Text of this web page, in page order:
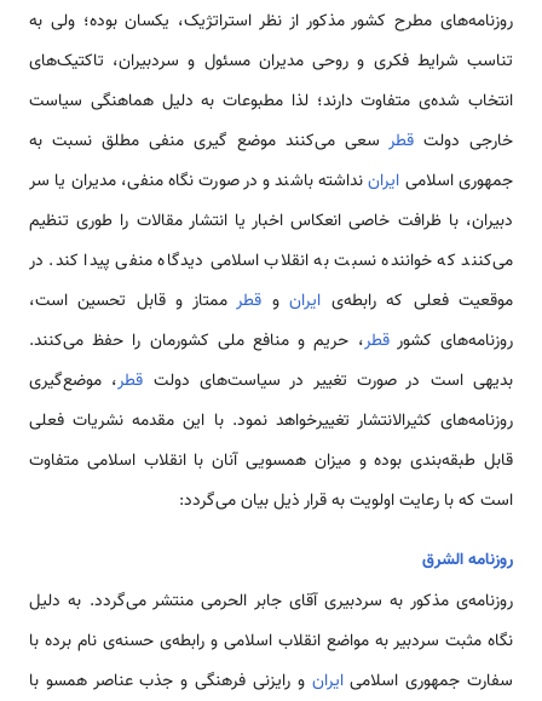
روزنامه‌های مطرح کشور مذکور از نظر استراتژیک، یکسان بوده؛ ولی به
تناسب شرایط فکری و روحی مدیران مسئول و سردبیران، تاکتیک‌های
انتخاب شده‌ی متفاوت دارند؛ لذا مطبوعات به دلیل هماهنگی سیاست
خارجی دولت قطر سعی می‌کنند موضع گیری منفی مطلق نسبت به
جمهوری اسلامی‌ ایراننداشته باشند و در صورت نگاه منفی، مدیران یا سر
دبیران، با ظرافت خاصی انعکاس اخبار یا انتشار مقالات را طوری تنظیم
می‌کنند که خواننده نسبت به انقلاب اسلامی‌ دیدگاه منفی پیدا كند. در
موقعیت فعلی که رابطه‌ی ایرانو قطرممتاز و قابل تحسین است،
روزنامه‌های کشورقطر، حریم و منافع ملی کشورمان را حفظ می‌کنند.
بدیهی است در صورت تغییر در سیاست‌های دولت قطر، موضع‌گیری
روزنامه‌های کثیرالانتشار تغییرخواهد نمود. با این مقدمه نشریات فعلی
قابل طبقه‌بندی بوده و میزان همسویی آنان با انقلاب اسلامی‌ متفاوت
است که با رعایت اولویت به قرار ذیل بیان می‌گردد:
روزنامه الشرق
روزنامه‌ی مذکور به سردبیری آقای جابر الحرمی‌ منتشر می‌گردد. به دلیل
نگاه مثبت سردبیر به مواضع انقلاب اسلامی‌ و رابطه‌ی حسنه‌ی نام برده با
سفارت جمهوری اسلامی‌ایران و رایزنی فرهنگی و جذب عناصر همسو با